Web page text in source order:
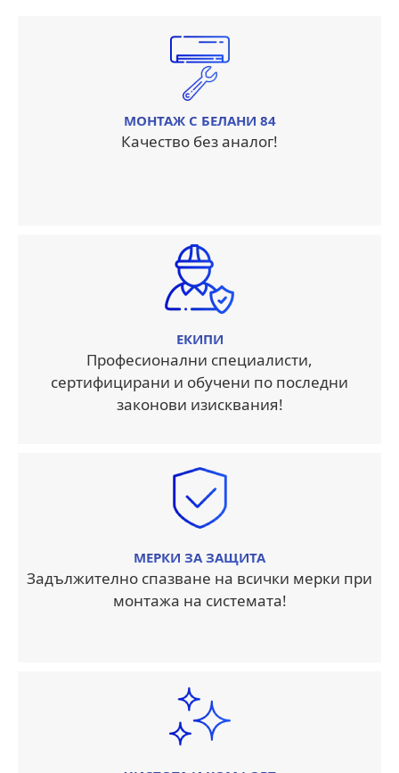
МОНТАЖ С БЕЛАНИ 84
Качество без аналог!
ЕКИПИ
Професионални специалисти,
сертифицирани и обучени по последни
законови изисквания!
МЕРКИ ЗА ЗАЩИТА
Задължително спазване на всички мерки при
монтажа на системата!